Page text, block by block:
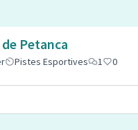
Petanca
Pistes Esportives 1 0